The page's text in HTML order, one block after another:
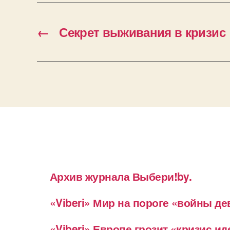
← Секрет выживания в кризис
Архив журнала Выбери!by.
«Viberi» Мир на пороге «войны